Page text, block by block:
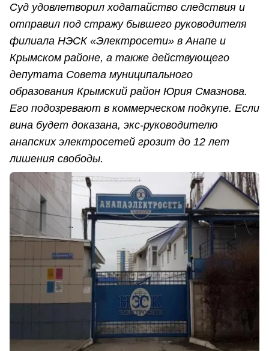
Суд удовлетворил ходатайство следствия и
отправил под стражу бывшего руководителя
филиала НЭСК «Электросети» в Анапе и
Крымском районе, а также действующего
депутата Совета муниципального
образования Крымский район Юрия Смазнова.
Его подозревают в коммерческом подкупе. Если
вина будет доказана, экс-руководителю
анапских электросетей грозит до 12 лет
лишения свободы.